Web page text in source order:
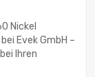
Nickel
Evek GmbH –
Ihren